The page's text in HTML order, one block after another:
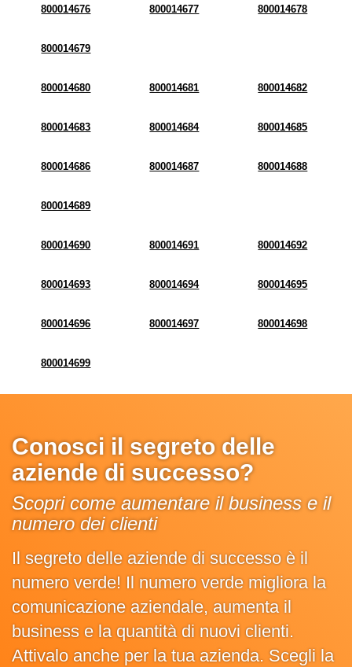
800014676 800014677 800014678
800014679
800014680 800014681 800014682
800014683 800014684 800014685
800014686 800014687 800014688
800014689
800014690 800014691 800014692
800014693 800014694 800014695
800014696 800014697 800014698
800014699
Conosci il segreto delle
aziende di successo?
Scopri come aumentare il business e il
numero dei clienti
Il segreto delle aziende di successo è il
numero verde! Il numero verde migliora la
comunicazione aziendale, aumenta il
business e la quantità di nuovi clienti.
Attivalo anche per la tua azienda. Scegli la